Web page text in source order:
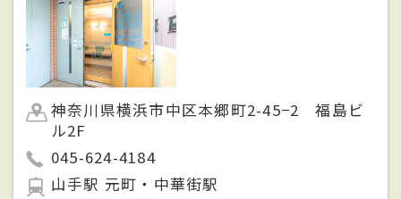
神奈川県横浜市中区本郷町2-45−2 福島ビ
ル2F
045-624-4184
山手駅 元町・中華街駅